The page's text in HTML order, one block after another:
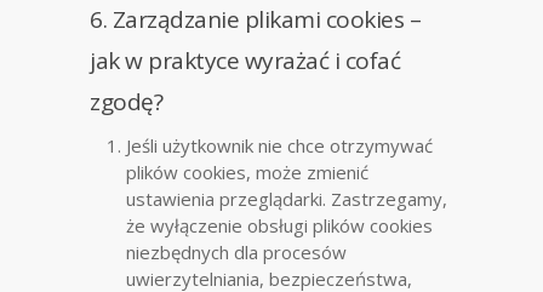
6. Zarządzanie plikami cookies –
jak w praktyce wyrażać i cofać
zgodę?
Jeśli użytkownik nie chce otrzymywać
plików cookies, może zmienić
ustawienia przeglądarki. Zastrzegamy,
że wyłączenie obsługi plików cookies
niezbędnych dla procesów
uwierzytelniania, bezpieczeństwa,